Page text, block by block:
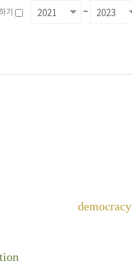
기 ~
democracy